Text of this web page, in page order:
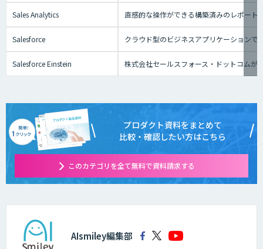
Sales Analytics 直感的な操作ができる構築済みのレポート
Salesforce クラウド型のビジネスアプリケーション
Salesforce Einstein 株式会社セールスフォース・ドットコムが
プロダクト資料をまとめて
比較・確認したい方はこちら
このカテゴリを全て無料で資料請求する
AIsmiley編集部